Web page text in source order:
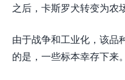
之后，卡斯罗犬转变为农
由于战争和工业化，该品
的是，一些标本幸存下来。